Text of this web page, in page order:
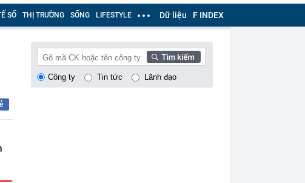
SỐ THỊ TRƯỜNG SỐNG LIFESTYLE Dữ liệu F INDEX
Công ty Tin tức Lãnh đạo